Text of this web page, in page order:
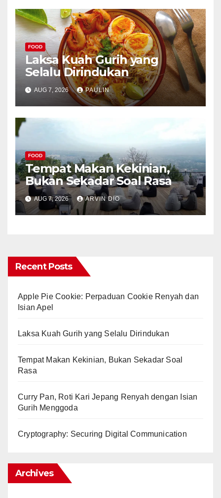
FOOD
Laksa Kuah Gurih yang
Selalu Dirindukan
AUG 7, 2026 PAULIN
FOOD
Tempat Makan Kekinian,
Bukan Sekadar Soal Rasa
AUG 7, 2026 ARVIN DIO
Recent Posts
Apple Pie Cookie: Perpaduan Cookie Renyah dan
Isian Apel
Laksa Kuah Gurih yang Selalu Dirindukan
Tempat Makan Kekinian, Bukan Sekadar Soal
Rasa
Curry Pan, Roti Kari Jepang Renyah dengan Isian
Gurih Menggoda
Cryptography: Securing Digital Communication
Archives